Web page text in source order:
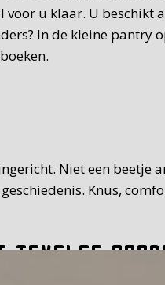
u klaar. U
In de kleine
Niet een beetje
Knus,